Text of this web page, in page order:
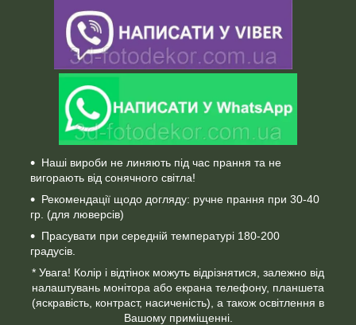
Наші вироби не линяють під час прання та не
вигорають від сонячного світла!
Рекомендації щодо догляду: ручне прання при 30-40
гр. (для люверсів)
Прасувати при середній температурі 180-200
градусів.
* Увага! Колір і відтінок можуть відрізнятися, залежно від
налаштувань монітора або екрана телефону, планшета
(яскравість, контраст, насиченість), а також освітлення в
Вашому приміщенні.